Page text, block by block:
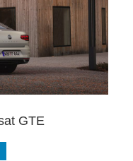
GTE